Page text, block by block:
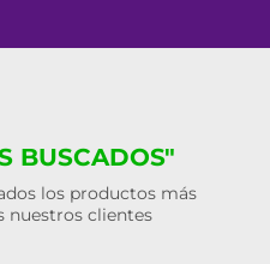
BUSCADOS"
los productos más
nuestros clientes